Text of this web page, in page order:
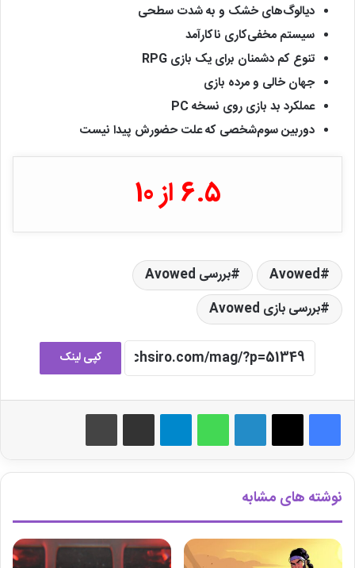
دیالوگ‌های خشک و به شدت سطحی
سیستم مخفی‌کاری ناکارآمد
تنوع کم دشمنان برای یک بازی RPG
جهان خالی و مرده بازی
عملکرد بد بازی روی نسخه PC
دوربین سوم‌شخصی که علت حضورش پیدا نیست
6.5 از 10
Avowed
بررسی Avowed
بررسی بازی Avowed
کپی لینک
لینکدین واتس آپ تلگرام اشتراک گذاری از طریق ایمیل
نوشته های مشابه